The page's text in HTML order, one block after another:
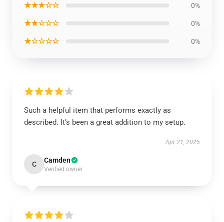
★★★☆☆ 0%
★★☆☆☆ 0%
★☆☆☆☆ 0%
Such a helpful item that performs exactly as
described. It’s been a great addition to my setup.
Apr 21, 2025
C Camden
Verified owner